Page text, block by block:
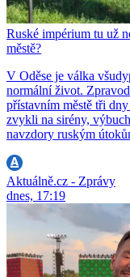
Ruské impérium tu už
městě?
V Oděse je válka
normální život.
přístavním městě tři
zvykli na sirény,
navzdory ruským
Aktuálně.cz - Zprávy
dnes, 17:19